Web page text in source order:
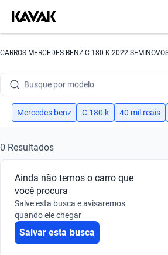
CARROS MERCEDES BENZ C 180 K 2022
Busque por modelo
Busque por versão
Busque por marca
Busque por modelo
Busque por versão
Mercedes benz C 180 k 40 mil reais
0 Resultados
Ainda não temos o carro que
você procura
Salve esta busca e avisaremos
quando ele chegar
Salvar esta busca